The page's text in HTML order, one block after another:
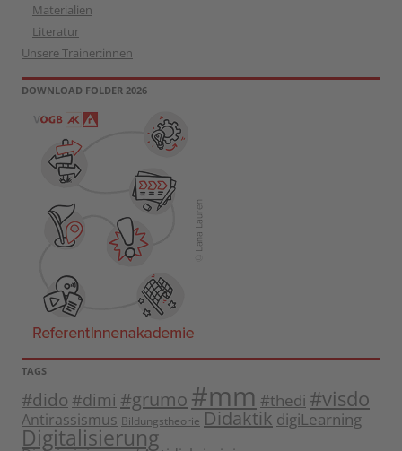
Materialien
Literatur
Unsere Trainer:innen
DOWNLOAD FOLDER 2026
TAGS
#dido #dimi #grumo #mm #thedi #visdo
Antirassismus Bildungstheorie Didaktik digiLearning
Digitalisierung